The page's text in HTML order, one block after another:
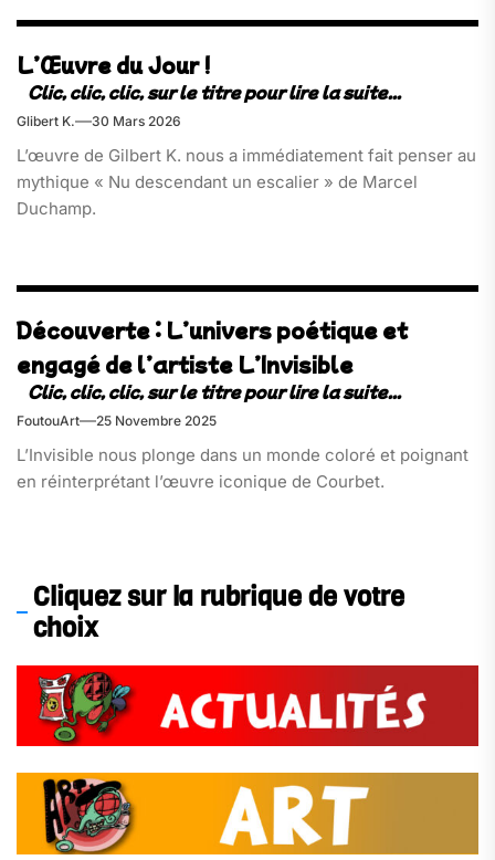
L’Œuvre du Jour !
Glibert K. 30 Mars 2026
L’œuvre de Gilbert K. nous a immédiatement fait penser au
mythique « Nu descendant un escalier » de Marcel
Duchamp.
Découverte : L’univers poétique et
engagé de l’artiste L’Invisible
FoutouArt 25 Novembre 2025
L’Invisible nous plonge dans un monde coloré et poignant
en réinterprétant l’œuvre iconique de Courbet.
Cliquez sur la rubrique de votre
choix